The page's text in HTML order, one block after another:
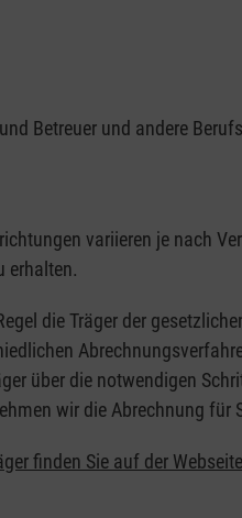
Betreuer und andere
variieren je nach
erhalten.
die Träger der
über die notwendigen
wir die Abrechnung für
finden Sie auf der